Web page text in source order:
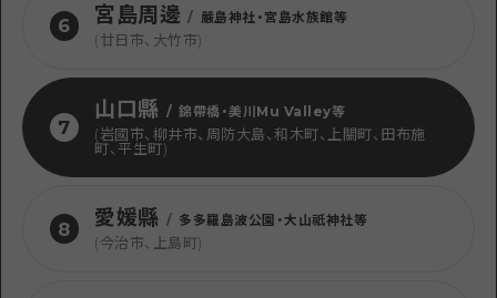
6 宮島周邊 / 嚴島神社・宮島水族館等
(廿日市、大竹市)
7
山口縣 / 錦帶橋・美川Mu Valley等
(岩國市、柳井市、周防大島、和木町、上關町、田布施
町、平生町)
8 愛媛縣 / 多多羅島波公園・大山祇神社等
(今治市、上島町)